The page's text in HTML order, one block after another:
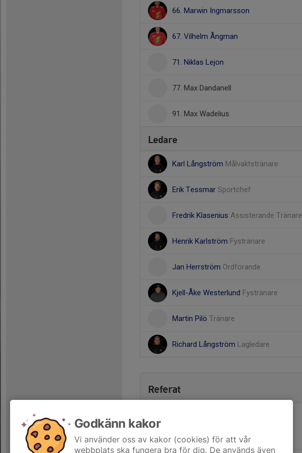
66. Marwin Ingmarsson
67. Vilhelm Ångman
71. Niklas Lejon
77. Max Dandanell
91. Max Wadelius
Ledare
Karl Långström Målvaktstränare
Erik Tessmar Sportchef
Fredrik Klasenius Assisterande Tränare
Henrik Karlström Fystränare
Jan Herrström Ordförande
Kjell-Åke Westerlund Fystränare
Martin Pilö Tränare
Richard Långström Lagledare
Referat
Godkänn kakor
Vi använder oss av kakor (cookies) för att vår
webbplats ska fungera bra för dig. De används även